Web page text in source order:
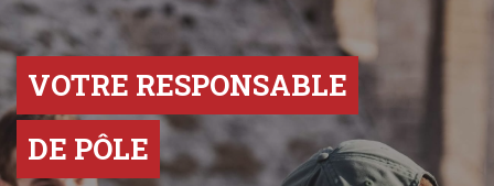
VOTRE RESPONSABLE
DE PÔLE